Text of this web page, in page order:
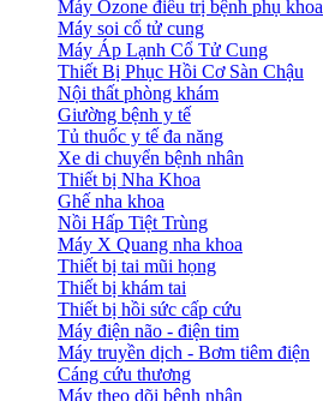
Máy Ozone điều trị bệnh phụ khoa
Máy soi cổ tử cung
Máy Áp Lạnh Cổ Tử Cung
Thiết Bị Phục Hồi Cơ Sàn Chậu
Nội thất phòng khám
Giường bệnh y tế
Tủ thuốc y tế đa năng
Xe di chuyển bệnh nhân
Thiết bị Nha Khoa
Ghế nha khoa
Nồi Hấp Tiệt Trùng
Máy X Quang nha khoa
Thiết bị tai mũi họng
Thiết bị khám tai
Thiết bị hồi sức cấp cứu
Máy điện não - điện tim
Máy truyền dịch - Bơm tiêm điện
Cáng cứu thương
Máy theo dõi bệnh nhân